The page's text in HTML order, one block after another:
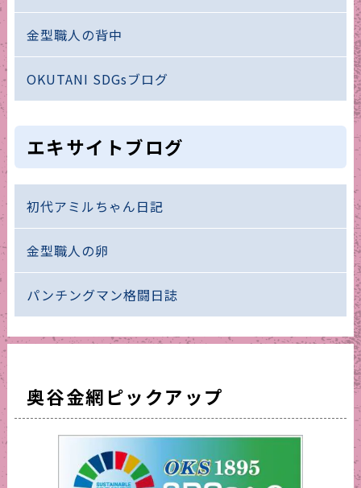
金型職人の背中
OKUTANI SDGsブログ
エキサイトブログ
初代アミルちゃん日記
金型職人の卵
パンチングマン格闘日誌
奥谷金網ピックアップ